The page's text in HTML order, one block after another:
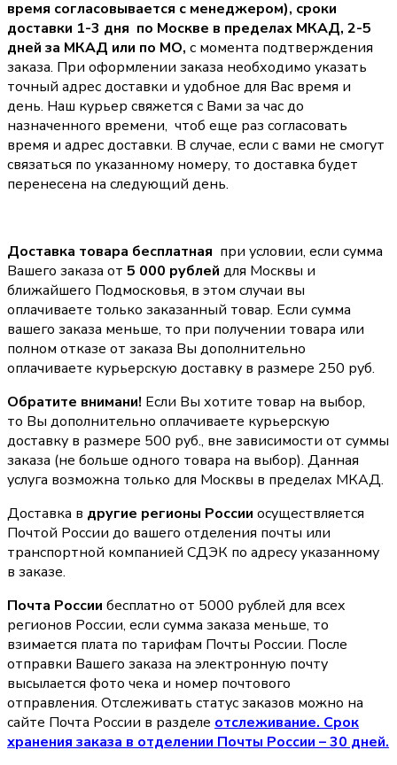
время согласовывается с менеджером), сроки
доставки 1-3 дня по Москве в пределах МКАД, 2-5
дней за МКАД или по МО, с момента подтверждения
заказа. При оформлении заказа необходимо указать
точный адрес доставки и удобное для Вас время и
день. Наш курьер свяжется с Вами за час до
назначенного времени, чтоб еще раз согласовать
время и адрес доставки. В случае, если с вами не смогут
связаться по указанному номеру, то доставка будет
перенесена на следующий день.
Доставка товара бесплатная при условии, если сумма
Вашего заказа от 5 000 рублей для Москвы и
ближайшего Подмосковья, в этом случаи вы
оплачиваете только заказанный товар. Если сумма
вашего заказа меньше, то при получении товара или
полном отказе от заказа Вы дополнительно
оплачиваете курьерскую доставку в размере 250 руб.
Обратите внимани! Если Вы хотите товар на выбор,
то Вы дополнительно оплачиваете курьерскую
доставку в размере 500 руб., вне зависимости от суммы
заказа (не больше одного товара на выбор). Данная
услуга возможна только для Москвы в пределах МКАД.
Доставка в другие регионы России осуществляется
Почтой России до вашего отделения почты или
транспортной компанией СДЭК по адресу указанному
в заказе.
Почта России бесплатно от 5000 рублей для всех
регионов России, если сумма заказа меньше, то
взимается плата по тарифам Почты России. После
отправки Вашего заказа на электронную почту
высылается фото чека и номер почтового
отправления. Отслеживать статус заказов можно на
сайте Почта России в разделе oтслеживание. Срок
хранения заказа в отделении Почты России – 30 дней.